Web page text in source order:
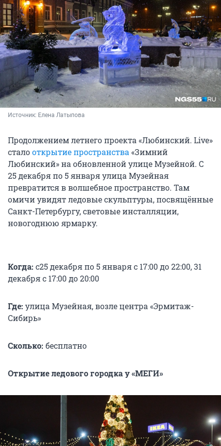
Источник: Елена Латыпова
Продолжением летнего проекта «Любинский. Live»
сталооткрытие пространства«Зимний
Любинский» на обновленной улице Музейной. С
25 декабря по 5 января улица Музейная
превратится в волшебное пространство. Там
омичи увидят ледовые скульптуры, посвящённые
Санкт-Петербургу, световые инсталляции,
новогоднюю ярмарку.
Когда: с25 декабря по 5 января с 17:00 до 22:00, 31
декабря с 17:00 до 20:00
Где: улица Музейная, возле центра «Эрмитаж-
Сибирь»
Сколько: бесплатно
Открытие ледового городка у «МЕГИ»